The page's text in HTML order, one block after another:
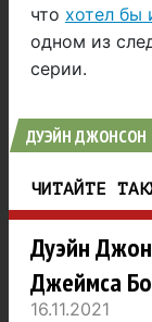
что хотел бы
одном из
серии.
ДУЭЙН ДЖОНСОН
ЧИТАЙТЕ
Дуэйн
Джеймса
16.11.2021